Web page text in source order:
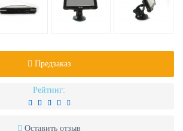
Предзаказ
Рейтинг:
Оставить отзыв